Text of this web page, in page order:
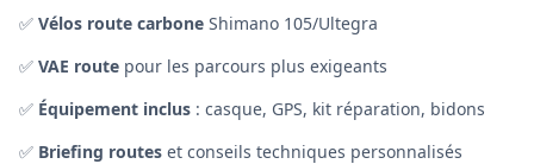
✅ Vélos route carbone Shimano 105/Ultegra
✅ VAE route pour les parcours plus exigeants
✅ Équipement inclus : casque, GPS, kit réparation, bidons
✅ Briefing routes et conseils techniques personnalisés